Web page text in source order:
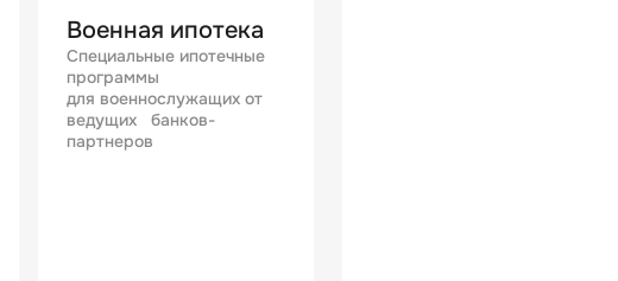
Военная ипотека
Специальные ипотечные
программы
для военнослужащих от
ведущих банков-
партнеров